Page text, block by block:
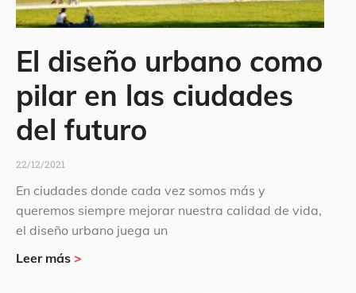
El diseño urbano como
pilar en las ciudades
del futuro
22/12/2021
En ciudades donde cada vez somos más y
queremos siempre mejorar nuestra calidad de vida,
el diseño urbano juega un
Leer más >